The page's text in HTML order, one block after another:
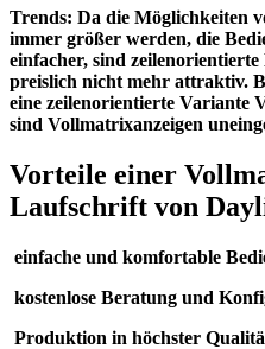
Trends: Da die Möglichkeiten
immer größer werden, die
einfacher, sind
preislich nicht mehr attraktiv.
eine zeilenorientierte Variante
sind Vollmatrixanzeigen
Vorteile einer
Laufschrift von
einfache und komfortable
kostenlose Beratung und
Produktion in höchster